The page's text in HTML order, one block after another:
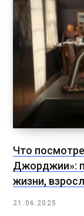
Что
Джорджии»:
жизни,
21.06.2025